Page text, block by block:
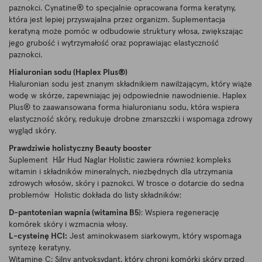
paznokci. Cynatine® to specjalnie opracowana forma keratyny,
która jest lepiej przyswajalna przez organizm. Suplementacja
keratyną może pomóc w odbudowie struktury włosa, zwiększając
jego grubość i wytrzymałość oraz poprawiając elastyczność
paznokci.
Hialuronian sodu (Haplex Plus®)
Hialuronian sodu jest znanym składnikiem nawilżającym, który wiąże
wodę w skórze, zapewniając jej odpowiednie nawodnienie. Haplex
Plus® to zaawansowana forma hialuronianu sodu, która wspiera
elastyczność skóry, redukuje drobne zmarszczki i wspomaga zdrowy
wygląd skóry.
Prawdziwie holistyczny Beauty booster
Suplement Hår Hud Naglar Holistic zawiera również kompleks
witamin i składników mineralnych, niezbędnych dla utrzymania
zdrowych włosów, skóry i paznokci. W trosce o dotarcie do sedna
problemów Holistic dokłada do listy składników:
D-pantotenian wapnia (witamina B5): Wspiera regenerację
komórek skóry i wzmacnia włosy.
L-cysteinę HCl: Jest aminokwasem siarkowym, który wspomaga
syntezę keratyny.
Witaminę C: Silny antyoksydant, który chroni komórki skóry przed